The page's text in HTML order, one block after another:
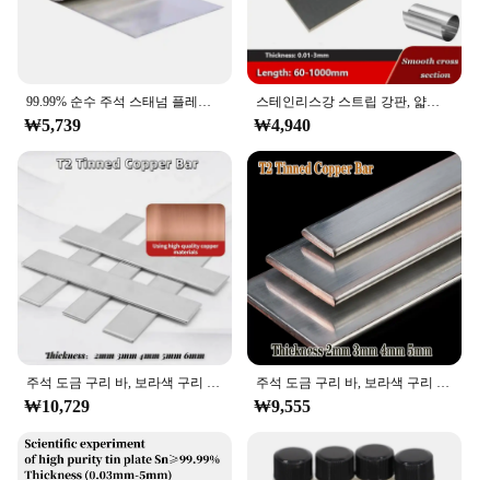
99.99% 순수 주석 스태넘 플레이트 포일 시트
₩5,739
스테인리스강 스트립 강판, 얇은 SS304 스테인리스강 플레이트, 호일 부식 방지, 두께 0.01mm-3mm
₩4,940
주석 도금 구리 바, 보라색 구리 플랫 바, 전도성 접지 플레이트, 버스 바, 두께 2mm, 3mm, 4mm, 5mm, 길이 500mm, T2, 1 개
₩10,729
주석 도금 구리 바, 보라색 구리 플랫 스트립, 전도성 접지 플레이트 버스바, 두께 2mm, 3mm, 4mm, 5mm, 길이 500mm, T2, 1 개
₩9,555